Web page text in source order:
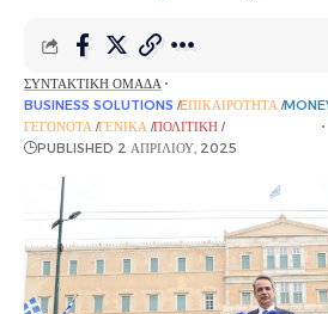
ΣΥΝΤΑΚΤΙΚΉ ΟΜΆΔΑ
BUSINESS SOLUTIONS EΠΙΚΑΙΡΌΤΗΤΑ
ΓΕΓΟΝΌΤΑ ΓΕΝΙΚΆ ΠΟΛΙΤΙΚΉ ΡΟΉ ΕΙΔΉΣΕΩΝ
PUBLISHED 2 ΑΠΡΙΛΊΟΥ, 2025